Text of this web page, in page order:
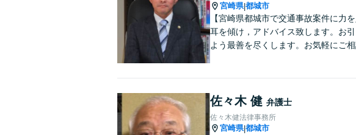
宮崎県|都城市
【宮崎県都城市で交通事故案件に力
耳を傾け，アドバイス致します。お
よう最善を尽くします。お気軽にご相
佐々木 健 弁護士
佐々木健法律事務所
宮崎県|都城市